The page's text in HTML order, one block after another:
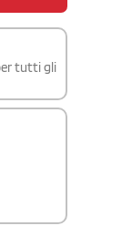
tutti gli